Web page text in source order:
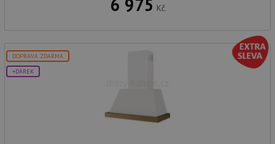
6 975 Kč
DOPRAVA ZDARMA
+DÁREK